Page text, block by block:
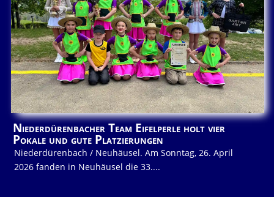
Niederdürenbacher Team Eifelperle holt vier
Pokale und gute Platzierungen
Niederdürenbach / Neuhäusel. Am Sonntag, 26. April
2026 fanden in Neuhäusel die 33....